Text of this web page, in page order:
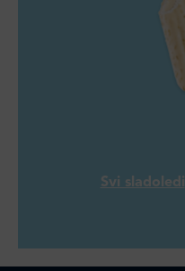
Svi sladoledi